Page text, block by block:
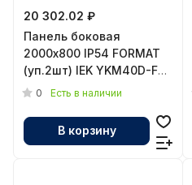
20 302.02 ₽
Панель боковая
2000х800 IP54 FORMAT
(уп.2шт) IEK YKM40D-FO-
SP-200-080-54
0 Есть в наличии
В корзину